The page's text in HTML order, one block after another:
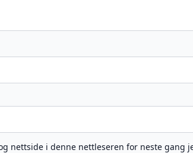
nettside i denne nettleseren for neste gang